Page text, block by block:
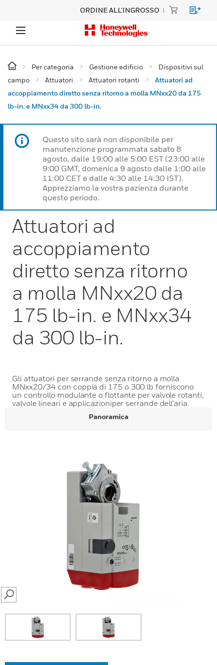
ORDINE ALL'INGROSSO
Per categoria Gestione edificio
Dispositivi sul
campo
Attuatori Attuatori rotanti
Attuatori ad
accoppiamento diretto senza ritorno a molla MNxx20 da 175
lb-in. e MNxx34 da 300 lb-in.
Questo sito sarà non disponibile per
manutenzione programmata sabato 8
agosto, dalle 19:00 alle 5:00 EST (23:00 alle
9:00 GMT, domenica 9 agosto dalle 1:00 alle
11:00 CET e dalle 4:30 alle 14:30 IST).
Apprezziamo la vostra pazienza durante
questo periodo.
Attuatori ad
accoppiamento
diretto senza ritorno
a molla MNxx20 da
175 lb-in. e MNxx34
da 300 lb-in.
Gli attuatori per serrande senza ritorno a molla
MNxx20/34 con coppia di 175 o 300 lb forniscono
un controllo modulante o flottante per valvole rotanti,
valvole lineari e applicazioniper serrande dell'aria.
Panoramica
SEARCH